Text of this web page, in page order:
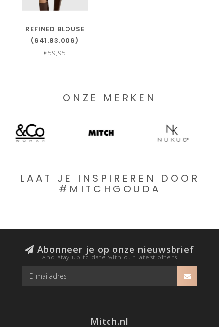
REFINED BLOUSE
(641.83.006)
€59,95
ONZE MERKEN
LAAT JE INSPIREREN DOOR
#MITCHGOUDA
Abonneer je op onze nieuwsbrief
And stay up to date with our latest offers
Mitch.nl